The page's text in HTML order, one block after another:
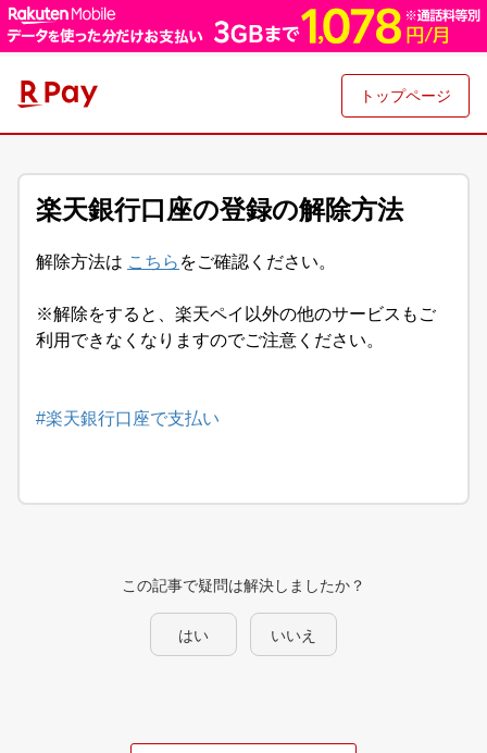
トップページ
楽天銀行口座の登録の解除方法
解除方法は こちら をご確認ください。
※解除をすると、楽天ペイ以外の他のサービスもご
利用できなくなりますのでご注意ください。
#楽天銀行口座で支払い
この記事で疑問は解決しましたか？
はい いいえ